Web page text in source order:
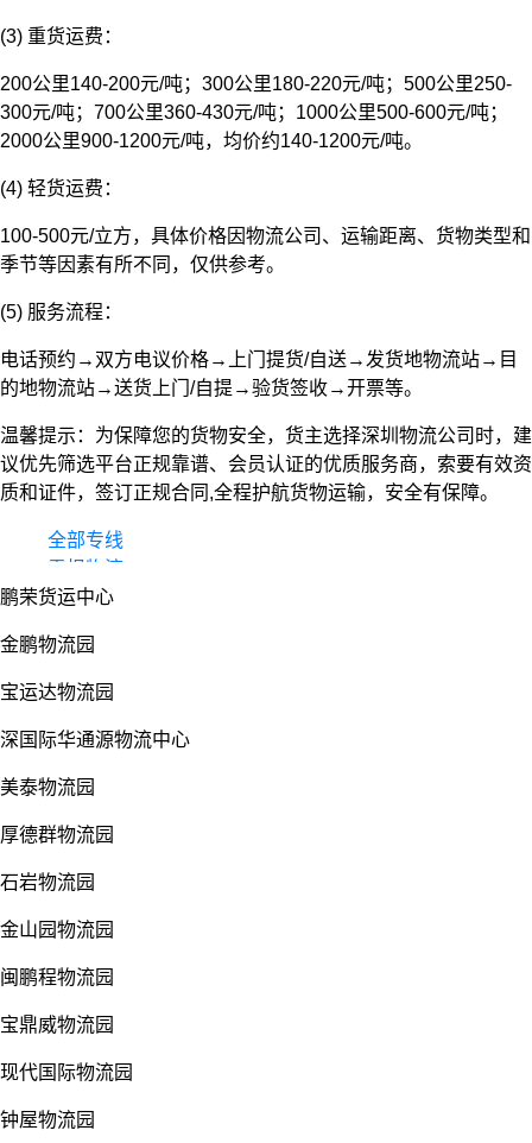
(3) 重货运费：
200公里140-200元/吨；300公里180-220元/吨；500公里250-
300元/吨；700公里360-430元/吨；1000公里500-600元/吨；
2000公里900-1200元/吨，均价约140-1200元/吨。
(4) 轻货运费：
100-500元/立方，具体价格因物流公司、运输距离、货物类型和
季节等因素有所不同，仅供参考。
(5) 服务流程：
电话预约→双方电议价格→上门提货/自送→发货地物流站→目
的地物流站→送货上门/自提→验货签收→开票等。
温馨提示：为保障您的货物安全，货主选择深圳物流公司时，建
议优先筛选平台正规靠谱、会员认证的优质服务商，索要有效资
质和证件，签订正规合同,全程护航货物运输，安全有保障。
全部专线
零担物流
整车货运
鹏荣货运中心
金鹏物流园
宝运达物流园
深国际华通源物流中心
美泰物流园
厚德群物流园
石岩物流园
金山园物流园
闽鹏程物流园
宝鼎威物流园
现代国际物流园
钟屋物流园